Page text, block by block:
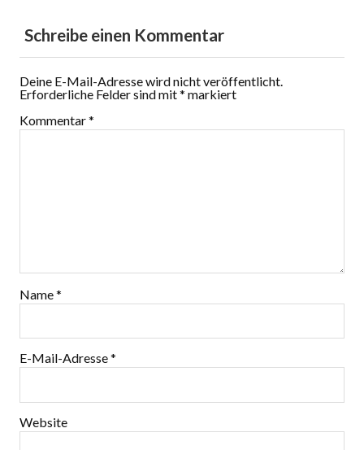
Schreibe einen Kommentar
Deine E-Mail-Adresse wird nicht veröffentlicht.
Erforderliche Felder sind mit* markiert
Kommentar*
Name*
E-Mail-Adresse*
Website